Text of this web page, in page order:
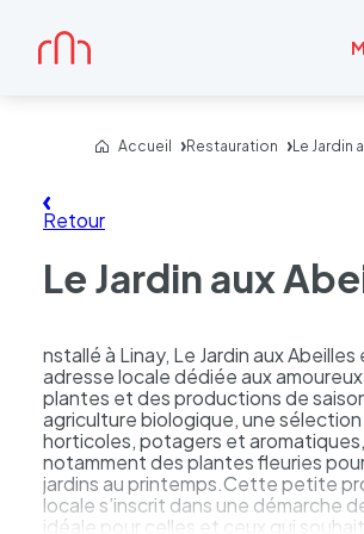
Accueil
Accueil Restauration Le Jardin
Retour
Le Jardin aux
nstallé à Linay, Le Jardin aux Abeilles
adresse locale dédiée aux
plantes et des productions de
agriculture biologique, une
horticoles, potagers et
notamment des plantes fleuries
jardins au printemps.Cette petite
locale s’inscrit dans une démarche
idéale pour celles et ceux qui